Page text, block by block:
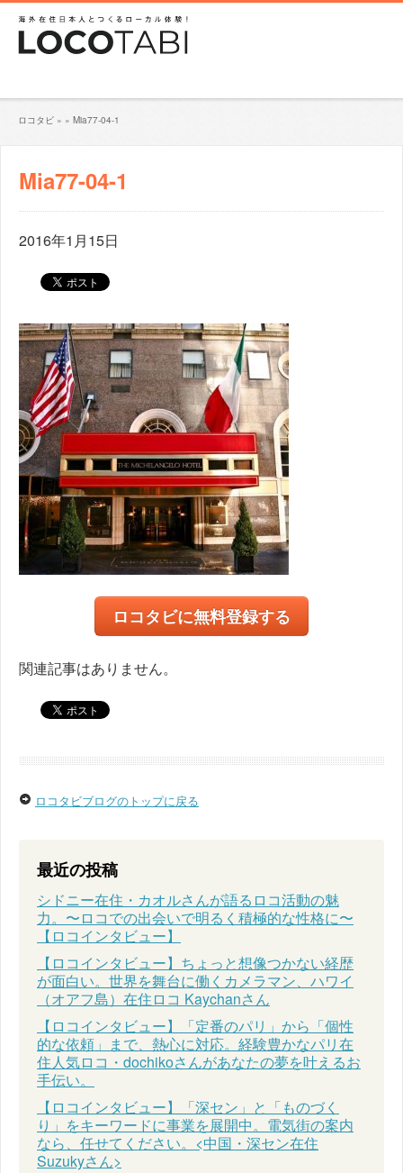
ロコタビ » » Mia77-04-1
Mia77-04-1
2016年1月15日
ロコタビに無料登録する
関連記事はありません。
ロコタビブログのトップに戻る
最近の投稿
シドニー在住・カオルさんが語るロコ活動の魅
力。〜ロコでの出会いで明るく積極的な性格に〜
【ロコインタビュー】
【ロコインタビュー】ちょっと想像つかない経歴
が面白い。世界を舞台に働くカメラマン、ハワイ
（オアフ島）在住ロコ Kaychanさん
【ロコインタビュー】「定番のパリ」から「個性
的な依頼」まで、熱心に対応。経験豊かなパリ在
住人気ロコ・dochikoさんがあなたの夢を叶えるお
手伝い。
【ロコインタビュー】「深セン」と「ものづく
り」をキーワードに事業を展開中。電気街の案内
なら、任せてください。<中国・深セン在住
Suzukyさん>